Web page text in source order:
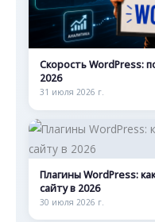
Скорость WordPress:
2026
31 июля 2026 г.
Плагины WordPress:
сайту в 2026
30 июля 2026 г.